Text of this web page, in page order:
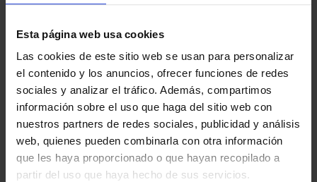
Esta página web usa cookies
Las cookies de este sitio web se usan para personalizar
el contenido y los anuncios, ofrecer funciones de redes
sociales y analizar el tráfico. Además, compartimos
información sobre el uso que haga del sitio web con
nuestros partners de redes sociales, publicidad y análisis
web, quienes pueden combinarla con otra información
que les haya proporcionado o que hayan recopilado a
partir del uso que haya hecho de sus servicios.